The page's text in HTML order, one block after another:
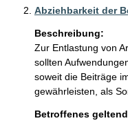
Abziehbarkeit der
Beschreibung:
Zur Entlastung von
sollten
soweit die Beiträge
gewährleisten, als
Betroffenes